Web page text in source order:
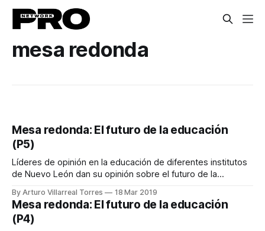
mesa redonda
Mesa redonda: El futuro de la educación
(P5)
Líderes de opinión en la educación de diferentes institutos
de Nuevo León dan su opinión sobre el futuro de la
By Arturo Villarreal Torres 18 Mar 2019
Mesa redonda: El futuro de la educación
(P4)